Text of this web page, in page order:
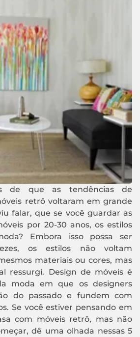
de que as tendências de
retrô voltaram em grande
falar, que se você guardar as
por 20-30 anos, os estilos
Embora isso possa ser
os estilos não voltam
materiais ou cores, mas
ressurgi. Design de móveis é
moda em que os designers
do passado e fundem com
Se você estiver pensando em
com móveis retrô, mas não
dê uma olhada nessas 5